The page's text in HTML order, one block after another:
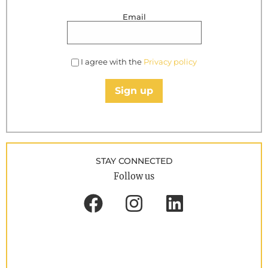
Email
I agree with the Privacy policy
Sign up
STAY CONNECTED
Follow us